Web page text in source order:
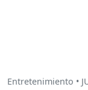
Entretenimiento •